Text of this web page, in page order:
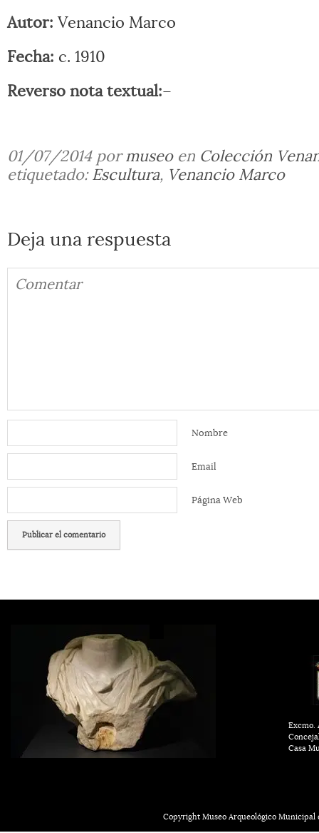
Autor: Venancio Marco
Fecha: c. 1910
Reverso nota textual:–
01/07/2014 pormuseoen Colección
etiquetado:Escultura, Venancio Marco
Deja una respuesta
Nombre
Email
Página Web
Excmo.
Casa
Copyright Museo Arqueológico Municipal